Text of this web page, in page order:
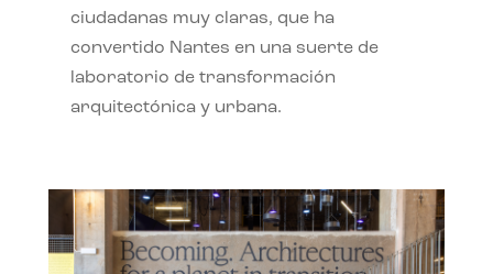
ciudadanas muy claras, que ha
convertido Nantes en una suerte de
laboratorio de transformación
arquitectónica y urbana.